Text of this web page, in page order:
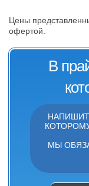
Цены
офертой.
В
МЫ